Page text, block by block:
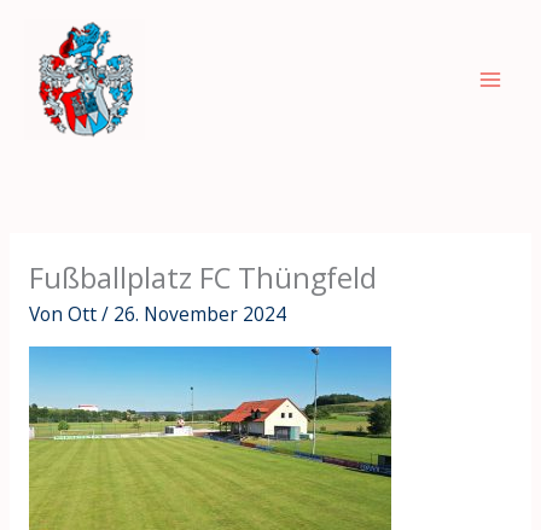
springen
Fußballplatz FC Thüngfeld
Von Ott/ 26. November 2024